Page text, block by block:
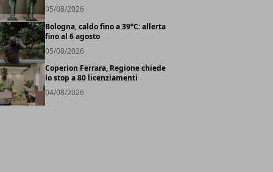
05/08/2026
Bologna, caldo fino a 39°C: allerta
fino al 6 agosto
05/08/2026
Coperion Ferrara, Regione chiede
lo stop a 80 licenziamenti
04/08/2026